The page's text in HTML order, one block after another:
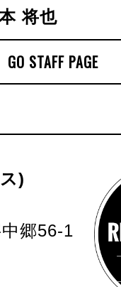
将也
GO STAFF PAGE
)
郷56-1